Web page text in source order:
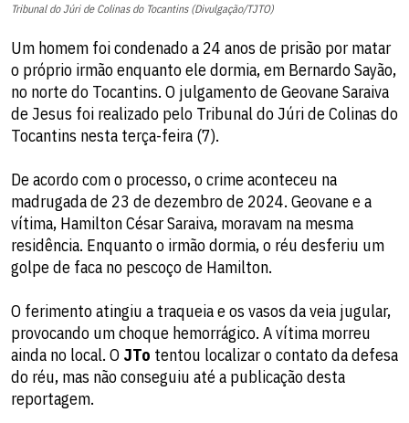
Tribunal do Júri de Colinas do Tocantins (Divulgação/TJTO)
Um homem foi condenado a 24 anos de prisão por matar
o próprio irmão enquanto ele dormia, em Bernardo Sayão,
no norte do Tocantins. O julgamento de Geovane Saraiva
de Jesus foi realizado pelo Tribunal do Júri de Colinas do
Tocantins nesta terça-feira (7).
De acordo com o processo, o crime aconteceu na
madrugada de 23 de dezembro de 2024. Geovane e a
vítima, Hamilton César Saraiva, moravam na mesma
residência. Enquanto o irmão dormia, o réu desferiu um
golpe de faca no pescoço de Hamilton.
O ferimento atingiu a traqueia e os vasos da veia jugular,
provocando um choque hemorrágico. A vítima morreu
ainda no local. O JTo tentou localizar o contato da defesa
do réu, mas não conseguiu até a publicação desta
reportagem.